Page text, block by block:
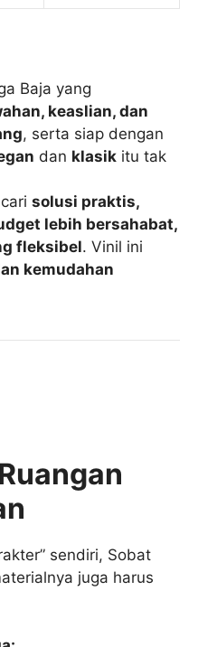
Baja yang
keaslian, dan
, serta siap dengan
dan klasik itu tak
carisolusi praktis,
lebih bersahabat,
fleksibel. Vinil ini
kemudahan
sendiri, Sobat
juga harus